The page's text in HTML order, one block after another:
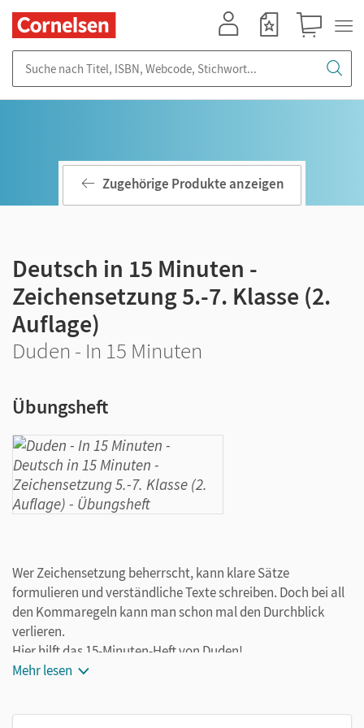
Zugehörige Produkte anzeigen
Deutsch in 15 Minuten -
Zeichensetzung 5.-7. Klasse (2.
Auflage)
Duden - In 15 Minuten
Übungsheft
Wer Zeichensetzung beherrscht, kann klare Sätze
formulieren und verständliche Texte schreiben. Doch bei all
den Kommaregeln kann man schon mal den Durchblick
verlieren.
Hier hilft das 15-Minuten-Heft von Duden!
Mehr lesen